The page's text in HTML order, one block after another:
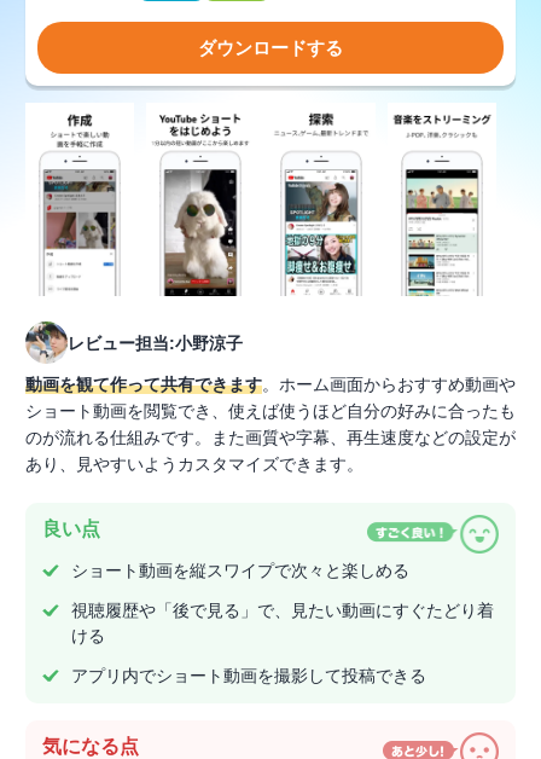
ダウンロードする
レビュー担当:小野涼子
動画を観て作って共有できます。ホーム画面からおすすめ動画や
ショート動画を閲覧でき、使えば使うほど自分の好みに合ったも
のが流れる仕組みです。また画質や字幕、再生速度などの設定が
あり、見やすいようカスタマイズできます。
良い点
ショート動画を縦スワイプで次々と楽しめる
視聴履歴や「後で見る」で、見たい動画にすぐたどり着
ける
アプリ内でショート動画を撮影して投稿できる
気になる点